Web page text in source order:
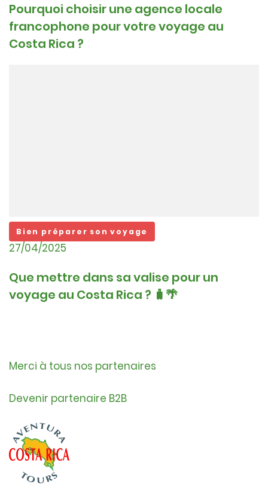
Pourquoi choisir une agence locale
francophone pour votre voyage au
Costa Rica ?
Bien préparer son voyage
27/04/2025
Que mettre dans sa valise pour un
voyage au Costa Rica ? 🧳🌴
Merci à tous nos partenaires
Devenir partenaire B2B